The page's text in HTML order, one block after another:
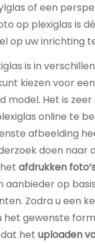
of een
op plexiglas is
op uw inrichting
is in
kiezen voor
model. Het is zeer
online te
afbeelding
doen naar
afdrukken
aanbieder op
Zodra u een
het gewenste
het uploaden